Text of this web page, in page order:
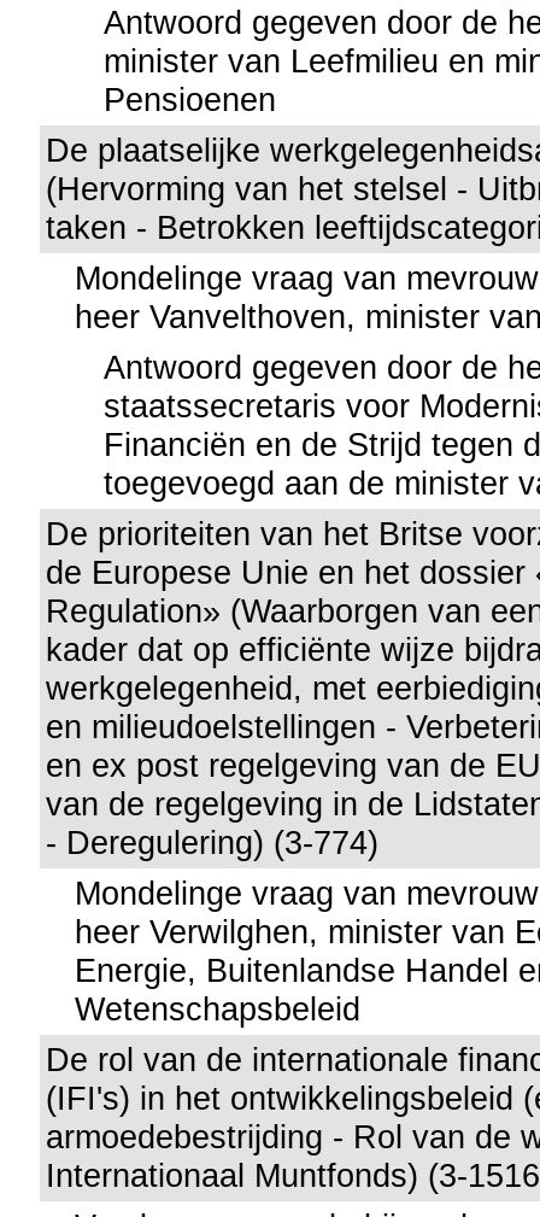
Antwoord gegeven door de
minister van Leefmilieu en
Pensioenen
De plaatselijke
(Hervorming van het stelsel -
taken - Betrokken
Mondelinge vraag van
heer Vanvelthoven, minister
Antwoord gegeven door de
staatssecretaris voor
Financiën en de Strijd tegen
toegevoegd aan de minister
De prioriteiten van het Britse
de Europese Unie en het dossier
Regulation» (Waarborgen van
kader dat op efficiënte wijze
werkgelegenheid, met
en milieudoelstellingen -
en ex post regelgeving van de
van de regelgeving in de
- Deregulering) (3-774)
Mondelinge vraag van
heer Verwilghen, minister van
Energie, Buitenlandse Handel
Wetenschapsbeleid
De rol van de internationale
(IFI's) in het ontwikkelingsbeleid
armoedebestrijding - Rol van de
Internationaal Muntfonds) (3-